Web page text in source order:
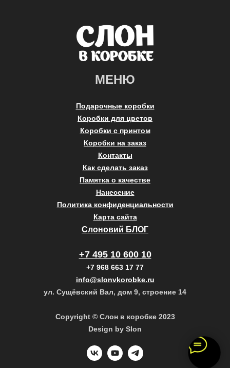
МЕНЮ
Подарочные коробки
Коробки для цветов
Коробки с принтом
Коробки на заказ
Контакты
Как сделать заказ
Памятка о качестве
Нанесение
Политика конфиденциальности
Карта сайта
Слоновий БЛОГ
+7 495 10 600 10
+7 968 663 17 77
info@slonvkorobke.ru
ул. Сущёвский Вал, дом 9, строение 14
Copyright © Слон в коробке 2023
Design by Slon